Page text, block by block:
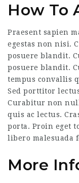
How To
Praesent sapien
egestas non nisi.
posuere blandit.
posuere blandit.
tempus convallis
Sed porttitor
Curabitur non
quis ac lectus.
porta. Proin eget
libero malesuada
More